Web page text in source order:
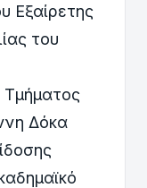
Εξαίρετης
του
Δόκα